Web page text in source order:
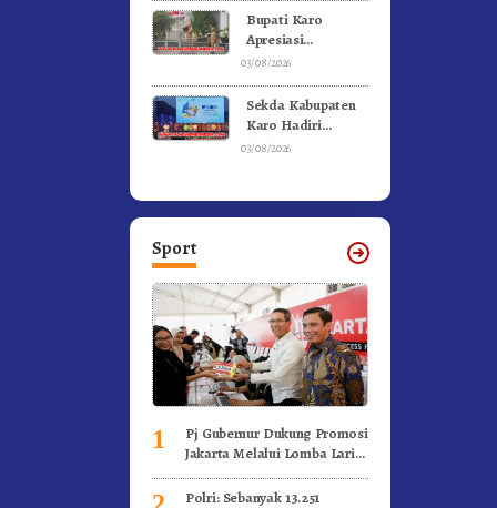
Bupati Karo
Apresiasi
Suksesnya FBB
Targetkan FBB
2027 Go
03/08/2026
Sekda Kabupaten
Karo Hadiri
Penutupan (PRSU)
03/08/2026
Sport
1
Pj Gubernur Dukung Promosi
Jakarta Melalui Lomba Lari
Polri: Sebanyak 13.251